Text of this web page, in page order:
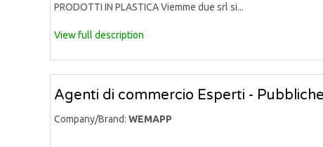
PRODOTTI IN PLASTICA Viemme due srl si...
View full description
Agenti di commercio Esperti -
Company/Brand: WEMAPP